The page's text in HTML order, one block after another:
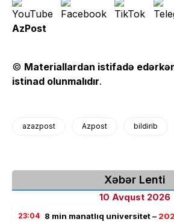
AzPost
© Materiallardan istifadə
istinad olunmalıdır.
azazpost Azpost bildirib
Xəbər Lenti
10 Avqust 2026
23:04 8 min manatlıq universitet –